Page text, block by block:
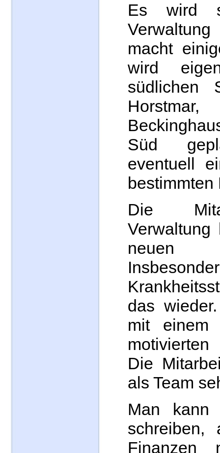
Es wird
macht
wird
südlichen
Süd
eventuell
bestimmten
Die
Verwaltung
neuen
das
mit einem
motivierten
Die
als Team
Man
schreiben,
Finanzen